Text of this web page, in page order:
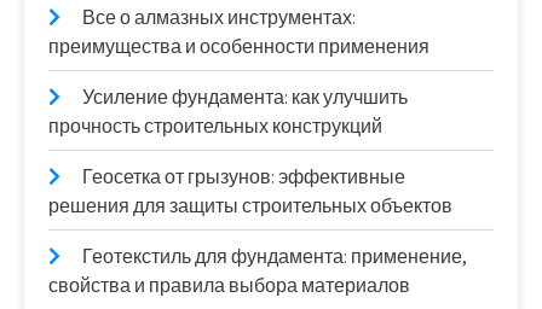
Все о алмазных инструментах:
преимущества и особенности применения
Усиление фундамента: как улучшить
прочность строительных конструкций
Геосетка от грызунов: эффективные
решения для защиты строительных объектов
Геотекстиль для фундамента: применение,
свойства и правила выбора материалов